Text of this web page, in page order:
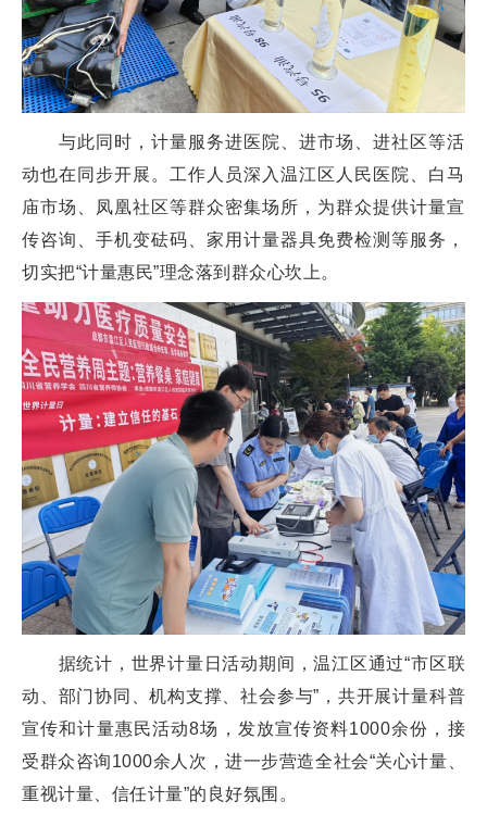
与此同时，计量服务进医院、进市场、进社区等活
动也在同步开展。工作人员深入温江区人民医院、白马
庙市场、凤凰社区等群众密集场所，为群众提供计量宣
传咨询、手机变砝码、家用计量器具免费检测等服务，
切实把“计量惠民”理念落到群众心坎上。
据统计，世界计量日活动期间，温江区通过“市区联
动、部门协同、机构支撑、社会参与”，共开展计量科普
宣传和计量惠民活动8场，发放宣传资料1000余份，接
受群众咨询1000余人次，进一步营造全社会“关心计量、
重视计量、信任计量”的良好氛围。